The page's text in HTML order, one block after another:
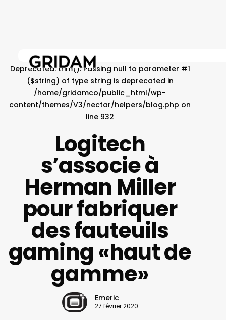
content
Deprecated: trim(): Passing null to parameter #1
($string) of type string is deprecated in
/home/gridamco/public_html/wp-
content/themes/V3/nectar/helpers/blog.php on
line 932
Logitech
s’associe à
Herman Miller
pour fabriquer
des fauteuils
gaming «haut de
gamme»
Emeric
27 février 2020